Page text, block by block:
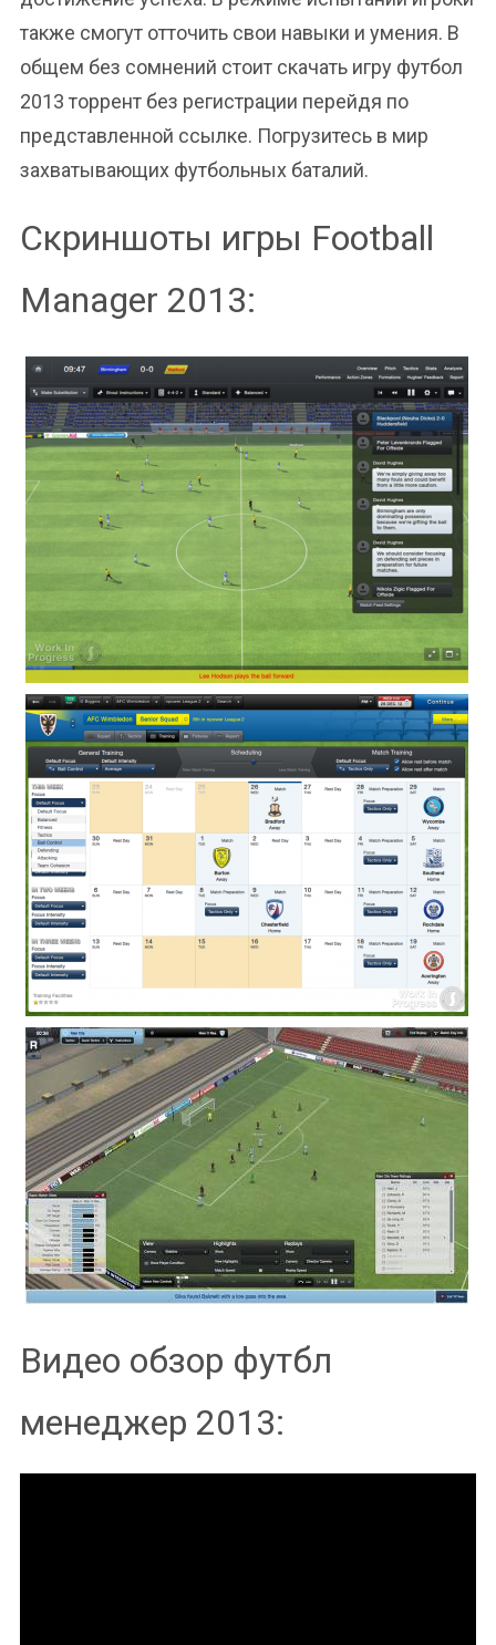
также смогут отточить свои навыки и умения. В
общем без сомнений стоит скачать игру футбол
2013 торрент без регистрации перейдя по
представленной ссылке. Погрузитесь в мир
захватывающих футбольных баталий.
Скриншоты игры Football
Manager 2013:
Видео обзор футбл
менеджер 2013: